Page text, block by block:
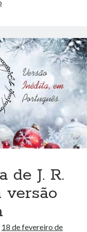
há
de
melhor
de J. R.
versão
18 de fevereiro de